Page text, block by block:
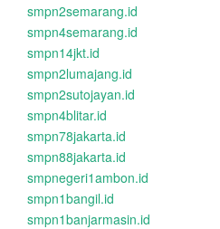
smpn2semarang.id
smpn4semarang.id
smpn14jkt.id
smpn2lumajang.id
smpn2sutojayan.id
smpn4blitar.id
smpn78jakarta.id
smpn88jakarta.id
smpnegeri1ambon.id
smpn1bangil.id
smpn1banjarmasin.id